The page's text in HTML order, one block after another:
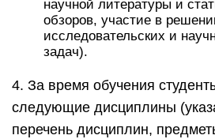
научной литературы и
обзоров, участие в
исследовательских и
задач).
4. За время обучения
следующие дисциплины
перечень дисциплин,